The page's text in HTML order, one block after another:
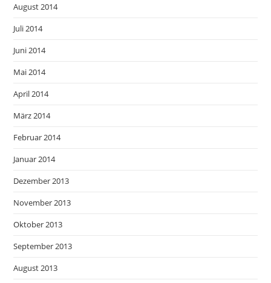
August 2014
Juli 2014
Juni 2014
Mai 2014
April 2014
März 2014
Februar 2014
Januar 2014
Dezember 2013
November 2013
Oktober 2013
September 2013
August 2013